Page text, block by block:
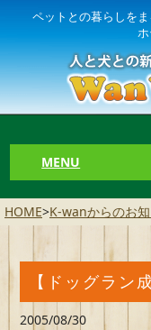
ペットとの暮らしを
MENU
HOME>K-wanからのお
【ドッグラン
2005/08/30